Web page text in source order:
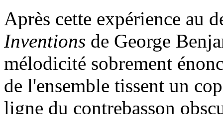
Après cette expérience au
Inventions de George
mélodicité sobrement
de l'ensemble tissent un
ligne du contrebasson